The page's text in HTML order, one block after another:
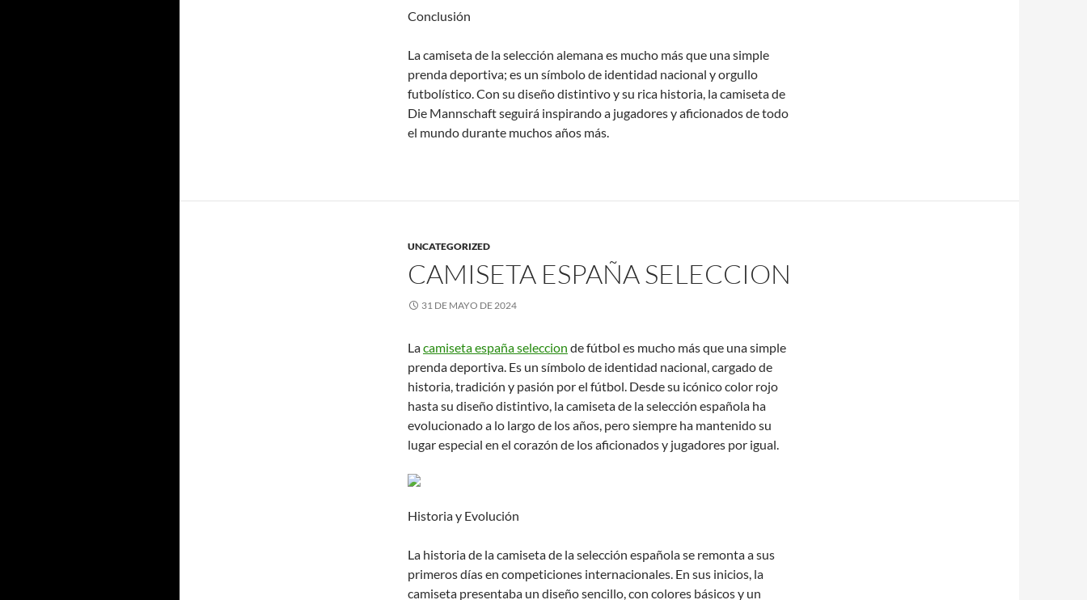
Conclusión
La camiseta de la selección alemana es mucho más que una simple
prenda deportiva; es un símbolo de identidad nacional y orgullo
futbolístico. Con su diseño distintivo y su rica historia, la camiseta de
Die Mannschaft seguirá inspirando a jugadores y aficionados de todo
el mundo durante muchos años más.
UNCATEGORIZED
CAMISETA ESPAÑA SELECCION
31 DE MAYO DE 2024
Lacamiseta españa seleccion de fútbol es mucho más que una simple
prenda deportiva. Es un símbolo de identidad nacional, cargado de
historia, tradición y pasión por el fútbol. Desde su icónico color rojo
hasta su diseño distintivo, la camiseta de la selección española ha
evolucionado a lo largo de los años, pero siempre ha mantenido su
lugar especial en el corazón de los aficionados y jugadores por igual.
Historia y Evolución
La historia de la camiseta de la selección española se remonta a sus
primeros días en competiciones internacionales. En sus inicios, la
camiseta presentaba un diseño sencillo, con colores básicos y un